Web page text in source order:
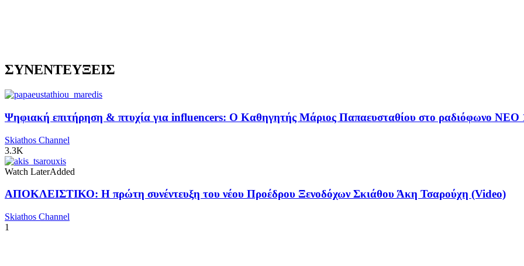
ΣΥΝΕΝΤΕΥΞΕΙΣ
Ψηφιακή επιτήρηση & πτυχία για influencers: Ο Καθηγητής Μάριος Παπαευσταθίου στο ραδιόφωνο NEO
Skiathos Channel
3.3K
Watch LaterAdded
ΑΠΟΚΛΕΙΣΤΙΚΟ: Η πρώτη συνέντευξη του νέου Προέδρου Ξενοδόχων Σκιάθου Άκη Τσαρούχη (Video)
Skiathos Channel
1